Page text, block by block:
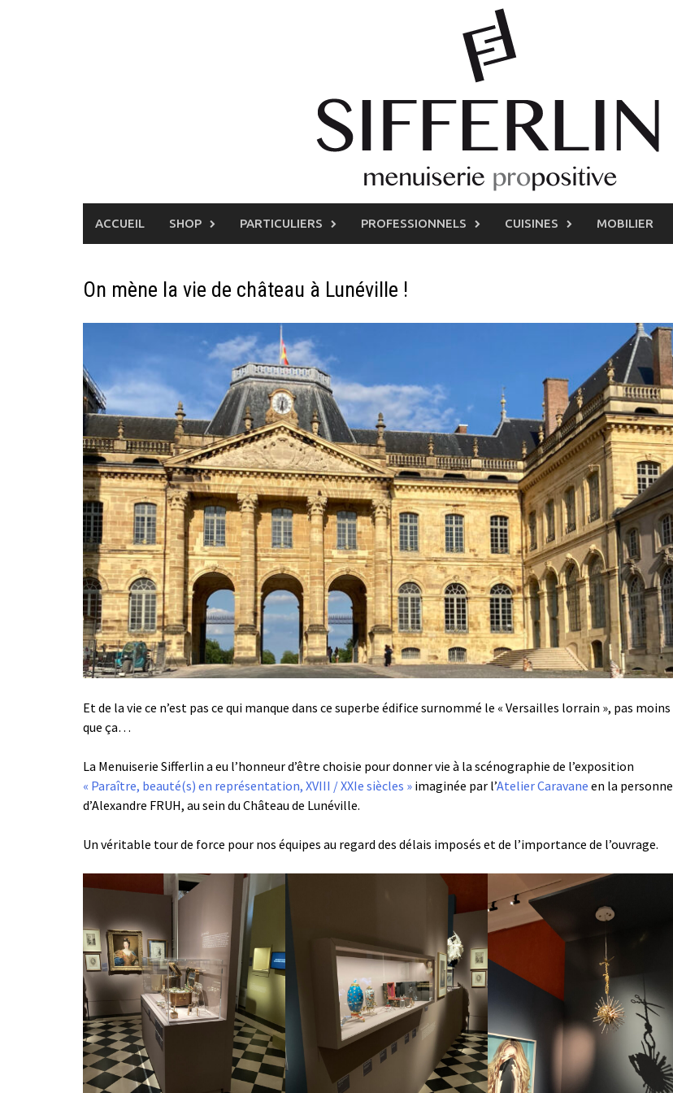
ACCUEIL SHOP PARTICULIERS PROFESSIONNELS CUISINES MOBILIER
On mène la vie de château à Lunéville !
Et de la vie ce n’est pas ce qui manque dans ce superbe édifice surnommé le « Versailles lorrain », pas moins
que ça…
La Menuiserie Sifferlin a eu l’honneur d’être choisie pour donner vie à la scénographie de l’exposition
« Paraître, beauté(s) en représentation, XVIII / XXIe siècles » imaginée par l’Atelier Caravane en la personne
d’Alexandre FRUH, au sein du Château de Lunéville.
Un véritable tour de force pour nos équipes au regard des délais imposés et de l’importance de l’ouvrage.